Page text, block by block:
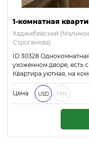
1-комнатная
Хаджибейский
Строганова)
ID 30328
ухоженном дворе, есть
Квартира уютная, на
Цена: USD ГРН